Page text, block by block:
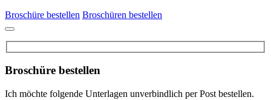
Broschüre bestellen Broschüren bestellen
Broschüre bestellen
Ich möchte folgende Unterlagen unverbindlich per Post bestellen.